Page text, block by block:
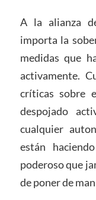
A la alianza
importa la
medidas que
activamente.
críticas sobre
despojado
cualquier
están
poderoso que
de poner de